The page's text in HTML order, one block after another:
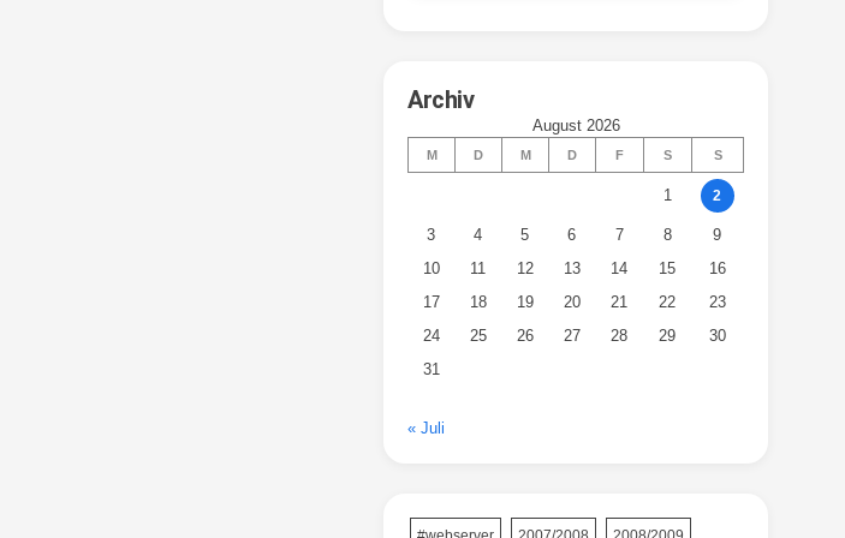
Archiv
August 2026
M D M D F S S
1 2
3 4 5 6 7 8
9
10
11 12 13 14 15
16
17
18 19 20 21 22
23
24
25 26 27 28 29
30
31
« Juli